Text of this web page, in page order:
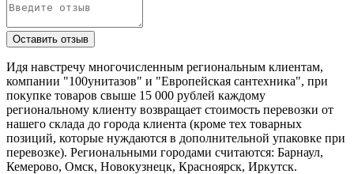
Идя навстречу многочисленным региональным клиентам,
компании "100унитазов" и "Европейская сантехника", при
покупке товаров свыше 15 000 рублей каждому
региональному клиенту возвращает стоимость перевозки от
нашего склада до города клиента (кроме тех товарных
позиций, которые нуждаются в дополнительной упаковке при
перевозке). Региональными городами считаются: Барнаул,
Кемерово, Омск, Новокузнецк, Красноярск, Иркутск.